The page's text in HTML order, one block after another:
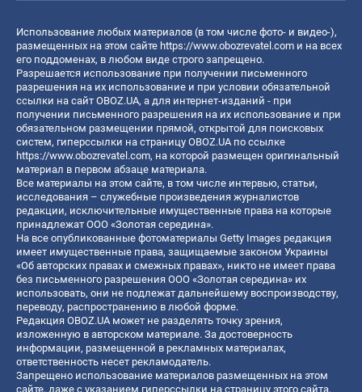
Использование любых материалов (в том числе фото- и видео-),
размещенных на этом сайте https://www.obozrevatel.com и на всех
его поддоменах, в любом виде строго запрещено.
Разрешается использование при получении письменного
разрешения на их использование и при условии обязательной
ссылки на сайт OBOZ.UA, а для интернет-изданий - при
получении письменного разрешения на их использование и при
обязательном размещении прямой, открытой для поисковых
систем, гиперссылки на страницу OBOZ.UA по ссылке
https://www.obozrevatel.com, на которой размещен оригинальный
материал в первом абзаце материала.
Все материалы на этом сайте, в том числе интервью, статьи,
исследования – служебные произведения журналистов
редакции, исключительные имущественные права на которые
принадлежат ООО «Золотая середина».
На все опубликованные фотоматериалы Getty Images редакция
имеет имущественные права, защищаемые законом Украины
«Об авторских правах и смежных правах», никто не имеет права
без письменного разрешения ООО «Золотая середина» их
использовать, они не подлежат дальнейшему воспроизводству,
переводу, распространению в любой форме.
Редакция OBOZ.UA может не разделять точку зрения,
изложенную в авторском материале. За достоверность
информации, размещенной в рекламных материалах,
ответственность несет рекламодатель.
Запрещено использование материалов размещенных на этом
сайте, даже с указанием гиперссылки на страницу этого сайта,